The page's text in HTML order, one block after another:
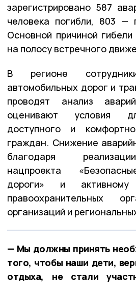
зарегистрировано 587
человека погибли, 803 —
Основной причиной
на полосу встречного
В регионе
автомобильных дорог и
проводят анализ
оценивают условия
доступного и
граждан. Снижение
благодаря
нацпроекта
дороги» и активному
правоохранительных
организаций и
— Мы должны принять
того, чтобы наши дети,
отдыха, не стали